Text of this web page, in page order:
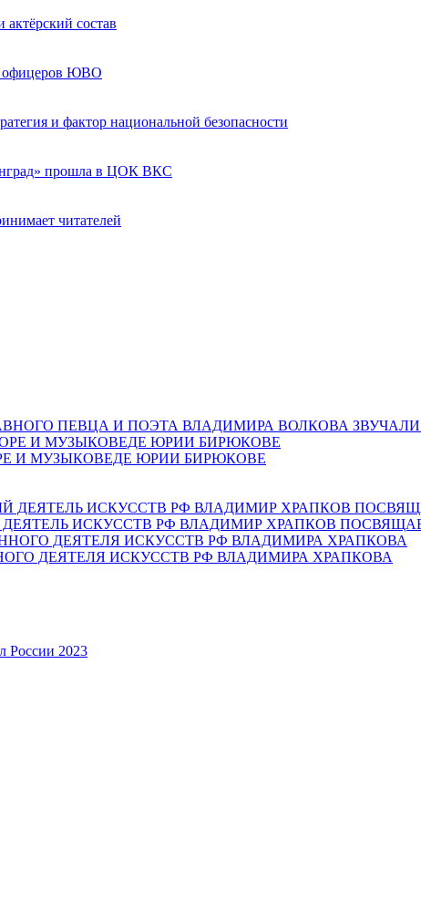
состав
офицеров ЮВО
и фактор национальной безопасности
прошла в ЦОК ВКС
читателей
ПЕВЦА И ПОЭТА ВЛАДИМИРА ВОЛКОВА
И МУЗЫКОВЕДЕ ЮРИИ БИРЮКОВЕ
ИСКУССТВ РФ ВЛАДИМИР ХРАПКОВ
ДЕЯТЕЛЯ ИСКУССТВ РФ ВЛАДИМИРА ХРАПКОВА
России 2023